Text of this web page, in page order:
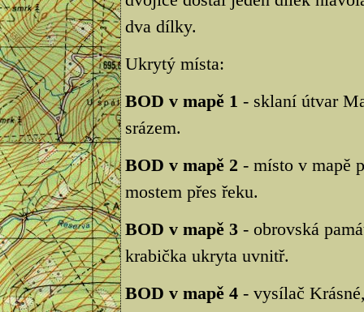
dva dílky.
Ukrytý místa:
BOD v mapě 1 - sklaní útvar
srázem.
BOD v mapě 2 - místo v mapě
mostem přes řeku.
BOD v mapě 3- obrovská
krabička ukryta uvnitř.
BOD v mapě 4- vysílač